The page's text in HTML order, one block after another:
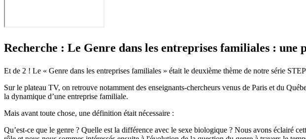
Recherche : Le Genre dans les entreprises familiales : une
Et de 2 ! Le « Genre dans les entreprises familiales » était le deuxième thème de notre série
Sur le plateau TV, on retrouve notamment des enseignants-chercheurs venus de Paris et du
la dynamique d’une entreprise familiale.
Mais avant toute chose, une définition était nécessaire :
Qu’est-ce que le genre ? Quelle est la différence avec le sexe biologique ? Nous avons éclairé